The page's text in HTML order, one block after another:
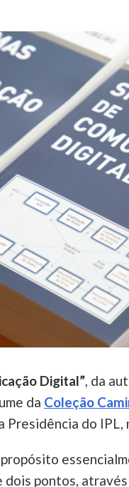
Digital”, da
da Coleção
Presidência do IPL,
pontos, através